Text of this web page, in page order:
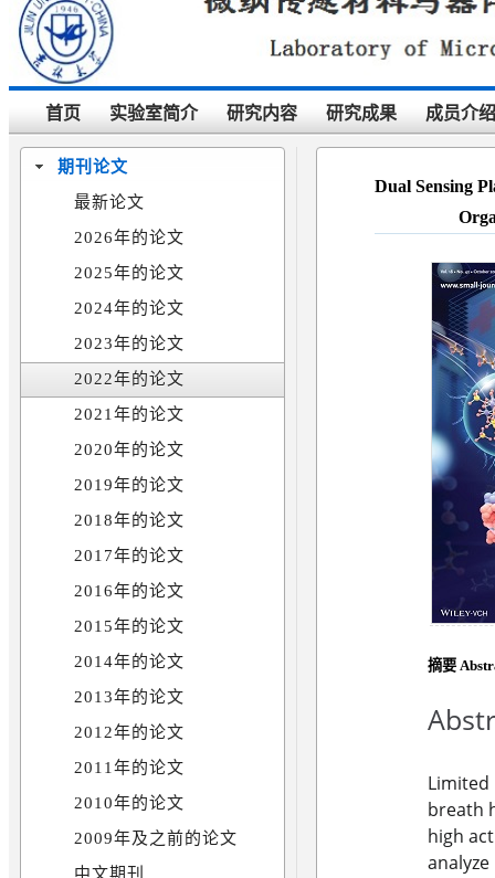
首页 实验室简介 研究内容 研究成果 成员介绍
期刊论文
最新论文
2026年的论文
2025年的论文
2024年的论文
2023年的论文
2022年的论文
2021年的论文
2020年的论文
2019年的论文
2018年的论文
2017年的论文
2016年的论文
2015年的论文
2014年的论文
2013年的论文
2012年的论文
2011年的论文
2010年的论文
2009年及之前的论文
中文期刊
Dual Sensing
摘要
breath
high